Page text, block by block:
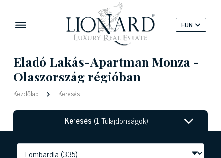
HUN
Eladó Lakás-Apartman Monza -
Olaszország régióban
Kezdőlap Keresés
Keresés (1 Tulajdonságok)